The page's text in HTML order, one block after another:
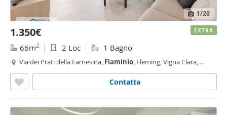
1/20
1.350€
66m2 2 Loc 1 Bagno
Via dei Prati della Farnesina, Flaminio, Fleming, Vigna Clara,
Contatta
EXTRA